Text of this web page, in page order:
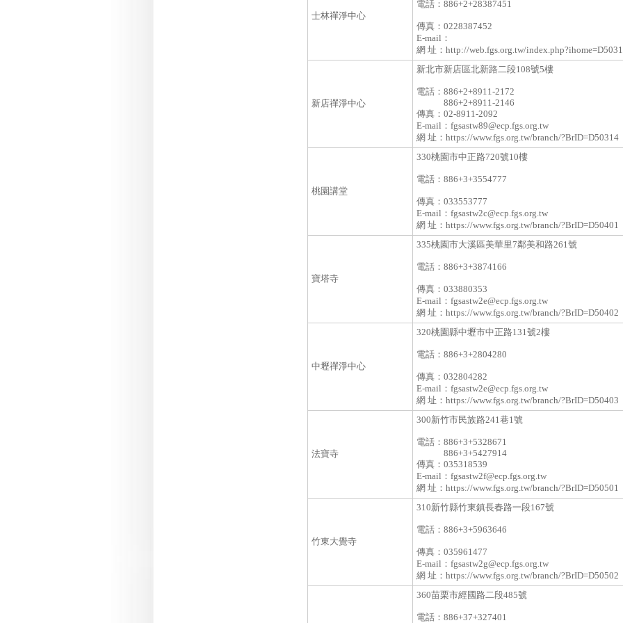
士林禪淨中心
電話： 886+2+28387451
傳真： 0228387452
E-mail：
網 址： http://web.fgs.org.tw/
新店禪淨中心
新北市新店區北新路二段108號5樓
電話： 886+2+8911-2172
886+2+8911-2146
傳真： 02-8911-2092
E-mail： fgsastw89@ecp.fgs.org.tw
網 址： https://www.fgs.org.tw/branch/?BrID=D50314
桃園講堂
330桃園市中正路720號10樓
電話： 886+3+3554777
傳真： 033553777
E-mail： fgsastw2c@ecp.fgs.org.tw
網 址： https://www.fgs.org.tw/branch/?BrID=D50401
寶塔寺
335桃園市大溪區美華里7鄰美和路261號
電話： 886+3+3874166
傳真： 033880353
E-mail： fgsastw2e@ecp.fgs.org.tw
網 址： https://www.fgs.org.tw/branch/?BrID=D50402
中壢禪淨中心
320桃園縣中壢市中正路131號2樓
電話： 886+3+2804280
傳真： 032804282
E-mail： fgsastw2e@ecp.fgs.org.tw
網 址： https://www.fgs.org.tw/branch/?BrID=D50403
法寶寺
300新竹市民族路241巷1號
電話： 886+3+5328671
886+3+5427914
傳真： 035318539
E-mail： fgsastw2f@ecp.fgs.org.tw
網 址： https://www.fgs.org.tw/branch/?BrID=D50501
竹東大覺寺
310新竹縣竹東鎮長春路一段167號
電話： 886+3+5963646
傳真： 035961477
E-mail： fgsastw2g@ecp.fgs.org.tw
網 址： https://www.fgs.org.tw/branch/?BrID=D50502
360苗栗市經國路二段485號
電話： 886+37+327401